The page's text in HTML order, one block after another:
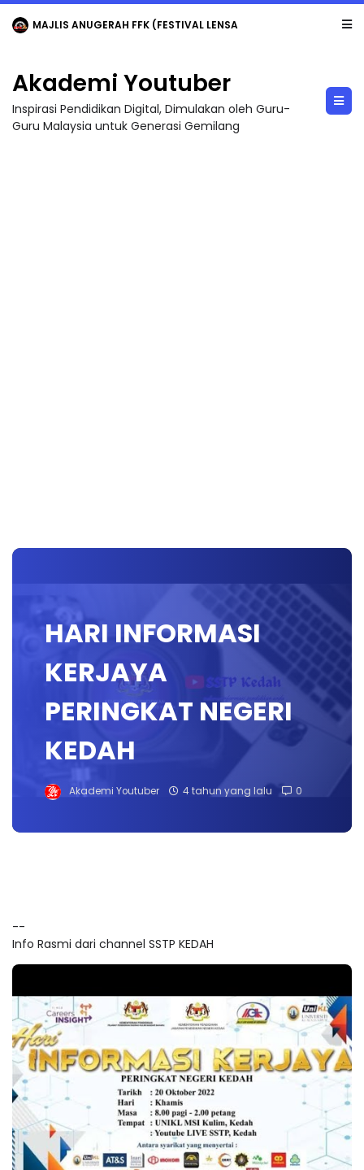
MAJLIS ANUGERAH FFK (FESTIVAL LENSA PENDIDIKAN - FLeP) 2026
Akademi Youtuber
Inspirasi Pendidikan Digital, Dimulakan oleh Guru-
Guru Malaysia untuk Generasi Gemilang
HARI INFORMASI
KERJAYA
PERINGKAT NEGERI
KEDAH
Akademi Youtuber 4 tahun yang lalu 0
--
Info Rasmi dari channel SSTP KEDAH